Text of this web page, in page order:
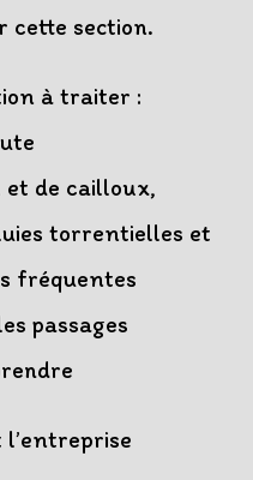
cette section.
à traiter :
et de cailloux,
torrentielles et
fréquentes
passages
l’entreprise